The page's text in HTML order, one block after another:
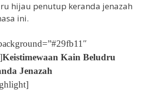
hijau penutup keranda jenazah
ini.
Keistimewaan Kain Beludru
Jenazah